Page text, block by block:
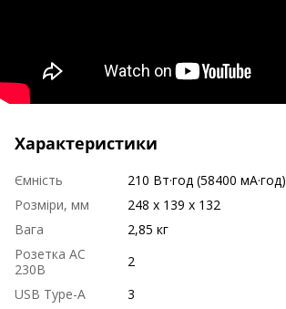
Характеристики
Ємність
210 Вт·год (58400 мА·год)
Розміри, мм
248 x 139 x 132
Вага
2,85 кг
Розетка AC
230В
2
USB Type-A
3